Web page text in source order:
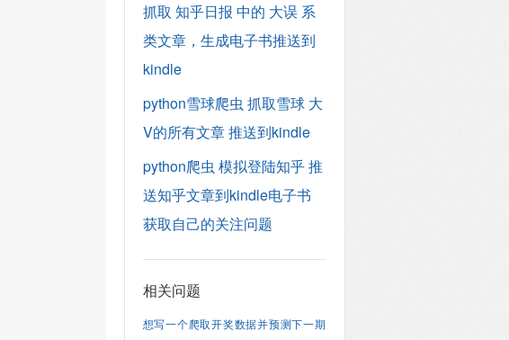
抓取 知乎日报 中的 大误 系
类文章，生成电子书推送到
kindle
python雪球爬虫 抓取雪球 大
V的所有文章 推送到kindle
python爬虫 模拟登陆知乎 推
送知乎文章到kindle电子书
获取自己的关注问题
相关问题
想写一个爬取开奖数据并预测下一期